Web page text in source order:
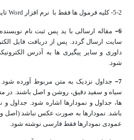
5-2- کلیه فرمول ها فقط با نرم افزار Word تایپ شده باشد.
6-
مقاله ارسالی با ید پس ثبت نام
سایت ارسال گردد. پس از دریافت فایل
داوری و سایر پیگیری ها به آدرس
شود.
7-
جداول نزدیک به متن مربوط آورده
سیاه و سفید دقیق، روشن و اصل باشند. در
ها، جداول و نمودارها اشاره شود. جداول و
باشد. نمودارها به صورت عکس نباشد (اصل
عمودی نمودارها فقط فارسی نوشته شود.